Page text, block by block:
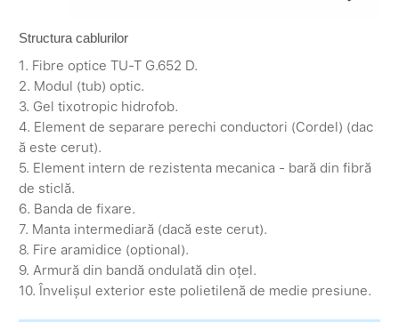
Structura cablurilor
1. Fibre optice TU-T G.652 D.
2. Modul (tub) optic.
3. Gel tixotropic hidrofob.
4. Element de separare perechi conductori (Cordel) (dac
ă este cerut).
5. Element intern de rezistenta mecanica - bară din fibră
de sticlă.
6. Banda de fixare.
7. Manta intermediară (dacă este cerut).
8. Fire aramidice (optional).
9. Armură din bandă ondulată din oțel.
10. Învelișul exterior este polietilenă de medie presiune.